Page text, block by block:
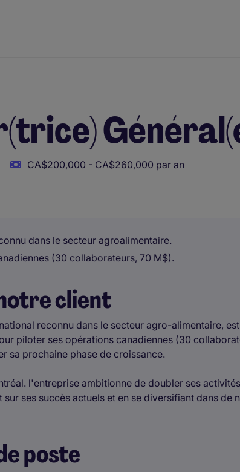
CA$200,000 - CA$260,000 par an
dans le secteur agroalimentaire.
(30 collaborateurs, 70 M$).
client
reconnu dans le secteur agro-alimentaire,
piloter ses opérations canadiennes (30
sa prochaine phase de croissance.
l'entreprise ambitionne de doubler ses
ses succès actuels et en se diversifiant dans de
poste